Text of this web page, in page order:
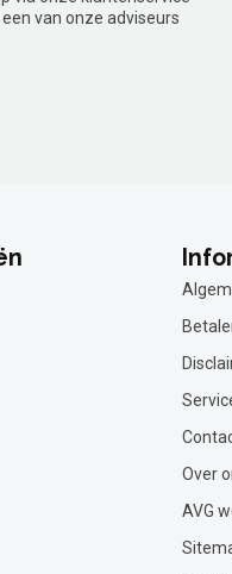
van onze adviseurs
Over
AVG